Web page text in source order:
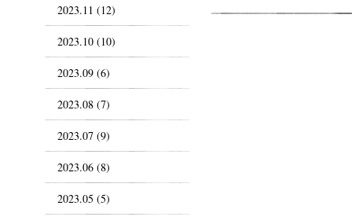
2023.11 (12)
2023.10 (10)
2023.09 (6)
2023.08 (7)
2023.07 (9)
2023.06 (8)
2023.05 (5)